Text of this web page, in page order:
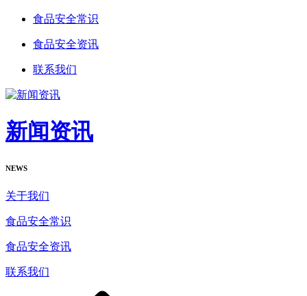
食品安全常识
食品安全资讯
联系我们
新闻资讯
NEWS
关于我们
食品安全常识
食品安全资讯
联系我们